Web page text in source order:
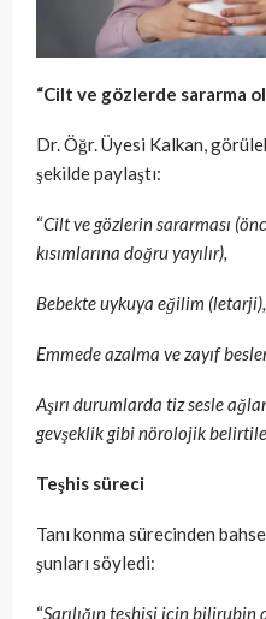
“Cilt ve gözlerde sararma
Dr. Öğr. Üyesi Kalkan,
şekilde paylaştı:
“Cilt ve gözlerin sararması
kısımlarına doğru yayılır),
Bebekte uykuya eğilim (letarji),
Emmede azalma ve zayıf
Aşırı durumlarda tiz sesle
gevşeklik gibi nörolojik
Teşhis süreci
Tanı konma sürecinden
şunları söyledi:
“Sarılığın teşhisi için